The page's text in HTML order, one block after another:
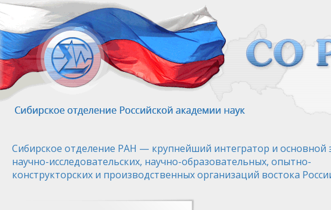
Перейти
основному
содержанию
Сибирское отделение РАН — крупнейший интегратор и основной
научно-исследовательских, научно-образовательных, опытно-
конструкторских и производственных организаций востока